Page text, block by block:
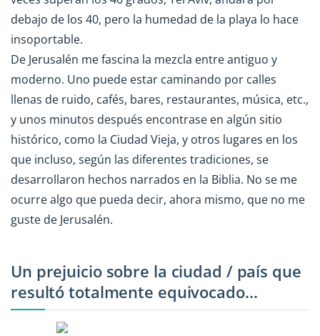
debajo de los 40, pero la humedad de la playa lo hace
insoportable.
De Jerusalén me fascina la mezcla entre antiguo y
moderno. Uno puede estar caminando por calles
llenas de ruido, cafés, bares, restaurantes, música, etc.,
y unos minutos después encontrase en algún sitio
histórico, como la Ciudad Vieja, y otros lugares en los
que incluso, según las diferentes tradiciones, se
desarrollaron hechos narrados en la Biblia. No se me
ocurre algo que pueda decir, ahora mismo, que no me
guste de Jerusalén.
Un prejuicio sobre la ciudad / país que
resultó totalmente equivocado...